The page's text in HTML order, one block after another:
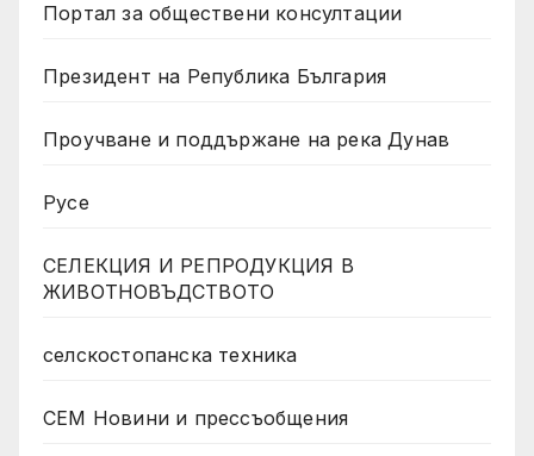
Портал за обществени консултации
Президент на Република България
Проучване и поддържане на река Дунав
Русе
СЕЛЕКЦИЯ И РЕПРОДУКЦИЯ В
ЖИВОТНОВЪДСТВОТО
селскостопанска техника
СЕМ Новини и прессъобщения